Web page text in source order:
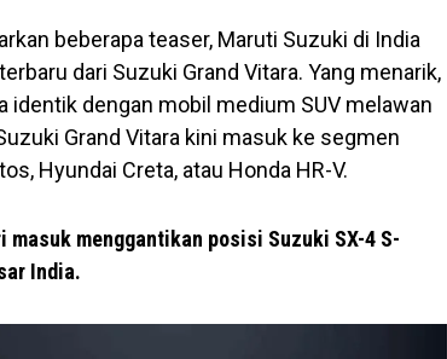
beberapa teaser, Maruti Suzuki di India
dari Suzuki Grand Vitara. Yang menarik,
identik dengan mobil medium SUV melawan
Grand Vitara kini masuk ke segmen
Hyundai Creta, atau Honda HR-V.
menggantikan posisi Suzuki SX-4 S-
India.